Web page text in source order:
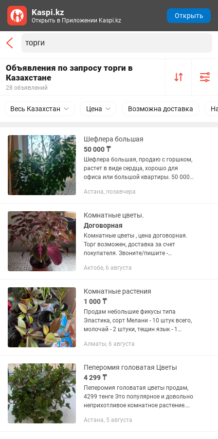
Объявления по запросу торги в
Казахстане
28 объявлений
Весь Казахстан Цена Возможна доставка
Шефлера большая
50 000 ₸
Шефлера большая, продаю с горшком,
растет в виде сердца, хорошо для
офиса или большой квартиры. 50 000
Астана, позавчера
Комнатные цветы.
Договорная
Комнатные цветы , цена договорная.
Торг возможен, доставка за счет
покупателя. Звоните/пишите -
информацию...
Актобе, 6 августа
Комнатные растения
1 000 ₸
Продам небольшие фикусы типа
Эластика, сорт Мелани - 10 штук всего,
молочай - 2 штуки, тещин язык - 1
уместен. Самовывоз. По всем
Алматы, 6 августа
Пеперомия головатая Цветы
4 299 ₸
Пеперомия головатая цветы продам,
4299 тенге Это популярное и довольно
неприхотливое комнатное растение.
Астана, 5 августа
Kaspi.kz
Открыть в Приложении Kaspi.kz
Открыть